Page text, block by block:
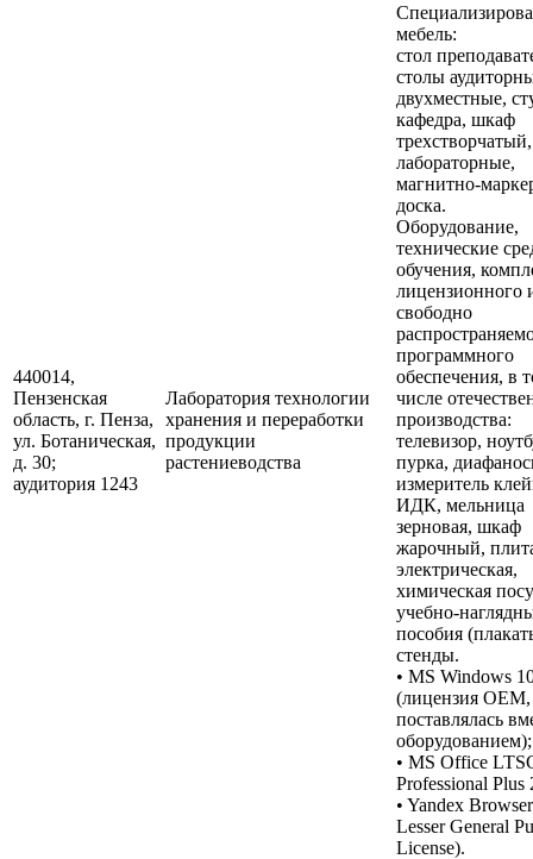
440014,
Пензенская
область, г. Пенза,
ул. Ботаническая,
д. 30;
аудитория 1243
Лаборатория технологии
хранения и переработки
продукции
растениеводства
мебель:
стол
столы
двухместные,
кафедра, шкаф
лабораторные,
магнитно-
доска.
Оборудование,
технические
обучения,
лицензионного
свободно
программного
обеспечения, в
числе
производства:
телевизор,
пурка,
измеритель
ИДК, мельница
зерновая, шкаф
жарочный,
электрическая,
химическая
учебно-
пособия
стенды.
• MS Windows
(лицензия OEM,
поставлялась
оборудованием);
• MS Office
Professional Plus
• Yandex
Lesser General
License).